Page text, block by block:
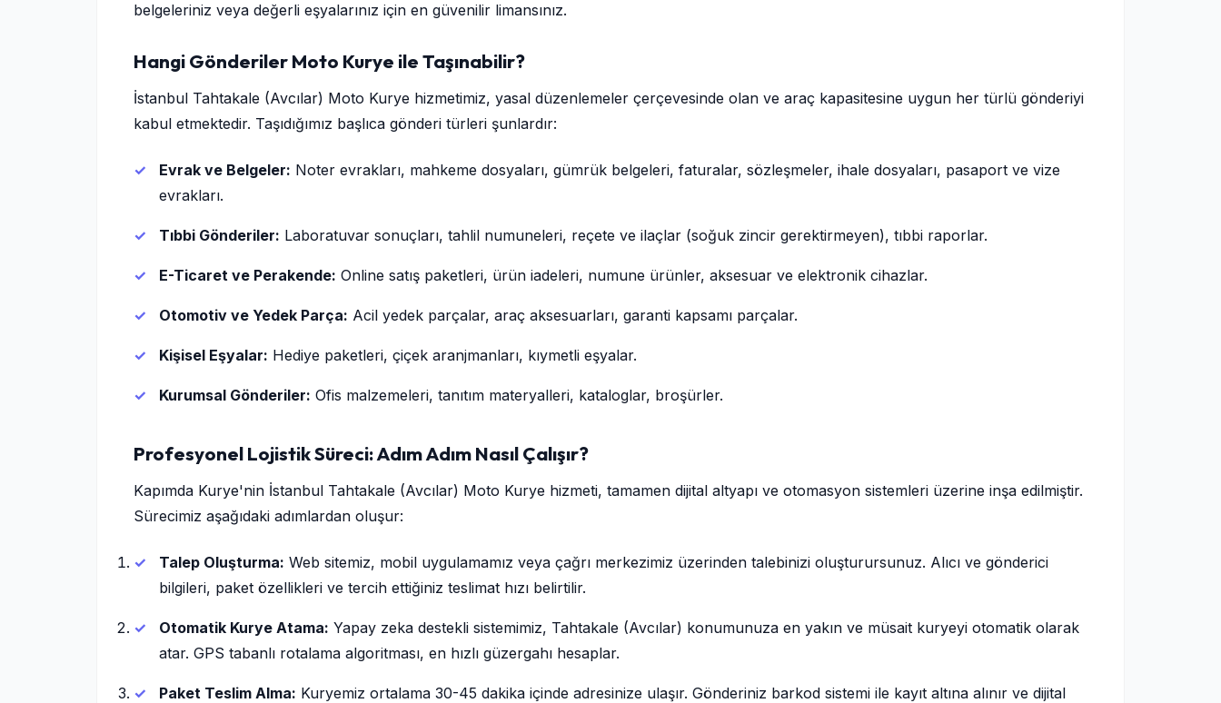
belgeleriniz veya değerli eşyalarınız için en güvenilir limansınız.
Hangi Gönderiler Moto Kurye ile Taşınabilir?
İstanbul Tahtakale (Avcılar) Moto Kurye hizmetimiz, yasal düzenlemeler çerçevesinde olan ve araç kapasitesine uygun her türlü gönderiyi
kabul etmektedir. Taşıdığımız başlıca gönderi türleri şunlardır:
Evrak ve Belgeler: Noter evrakları, mahkeme dosyaları, gümrük belgeleri, faturalar, sözleşmeler, ihale dosyaları, pasaport ve vize
evrakları.
Tıbbi Gönderiler: Laboratuvar sonuçları, tahlil numuneleri, reçete ve ilaçlar (soğuk zincir gerektirmeyen), tıbbi raporlar.
E-Ticaret ve Perakende: Online satış paketleri, ürün iadeleri, numune ürünler, aksesuar ve elektronik cihazlar.
Otomotiv ve Yedek Parça: Acil yedek parçalar, araç aksesuarları, garanti kapsamı parçalar.
Kişisel Eşyalar: Hediye paketleri, çiçek aranjmanları, kıymetli eşyalar.
Kurumsal Gönderiler: Ofis malzemeleri, tanıtım materyalleri, kataloglar, broşürler.
Profesyonel Lojistik Süreci: Adım Adım Nasıl Çalışır?
Kapımda Kurye'nin İstanbul Tahtakale (Avcılar) Moto Kurye hizmeti, tamamen dijital altyapı ve otomasyon sistemleri üzerine inşa edilmiştir.
Sürecimiz aşağıdaki adımlardan oluşur:
Talep Oluşturma: Web sitemiz, mobil uygulamamız veya çağrı merkezimiz üzerinden talebinizi oluşturursunuz. Alıcı ve gönderici
bilgileri, paket özellikleri ve tercih ettiğiniz teslimat hızı belirtilir.
Otomatik Kurye Atama: Yapay zeka destekli sistemimiz, Tahtakale (Avcılar) konumunuza en yakın ve müsait kuryeyi otomatik olarak
atar. GPS tabanlı rotalama algoritması, en hızlı güzergahı hesaplar.
Paket Teslim Alma: Kuryemiz ortalama 30-45 dakika içinde adresinize ulaşır. Gönderiniz barkod sistemi ile kayıt altına alınır ve dijital